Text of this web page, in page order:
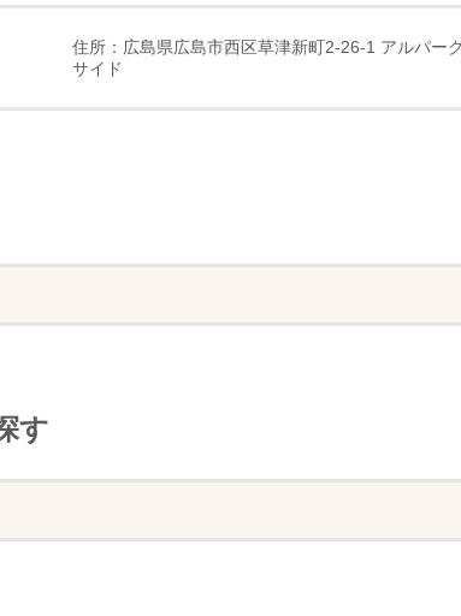
住所：広島県広島市西区草津新町2-26-1 アルパー
サイド
す